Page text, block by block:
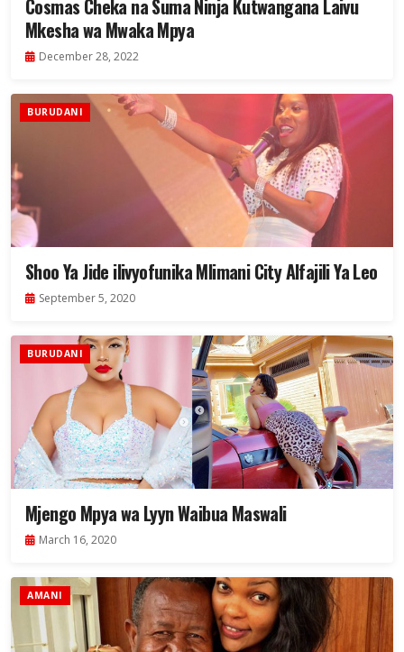
Cosmas Cheka na Suma Ninja Kutwangana Laivu
Mkesha wa Mwaka Mpya
December 28, 2022
BURUDANI
Shoo Ya Jide ilivyofunika Mlimani City Alfajili Ya Leo
September 5, 2020
BURUDANI
Mjengo Mpya wa Lyyn Waibua Maswali
March 16, 2020
AMANI